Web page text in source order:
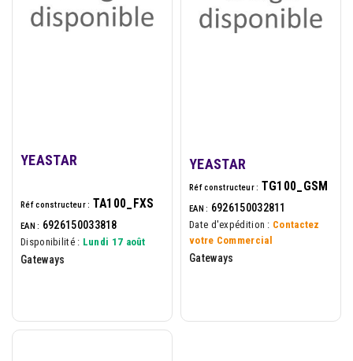
YEASTAR
Réf constructeur : TA100_FXS
EAN : 6926150033818
Disponibilité : Lundi 17 août
Gateways
YEASTAR
Réf constructeur : TG100_GSM
EAN : 6926150032811
Date d'expédition : Contactez
votre Commercial
Gateways